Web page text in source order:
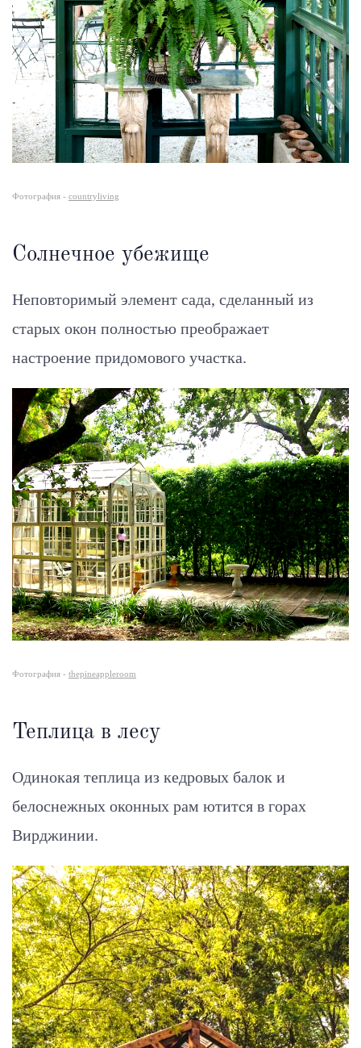
Фотография - countryliving
Солнечное убежище
Неповторимый элемент сада, сделанный из
старых окон полностью преображает
настроение придомового участка.
Фотография - thepineappleroom
Теплица в лесу
Одинокая теплица из кедровых балок и
белоснежных оконных рам ютится в горах
Вирджинии.